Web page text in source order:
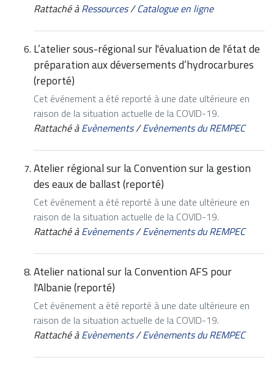
Rattaché à Ressources/Catalogue en ligne
L’atelier sous-régional sur l'évaluation de l'état de
préparation aux déversements d’hydrocarbures
(reporté)
Cet événement a été reporté à une date ultérieure en
raison de la situation actuelle de la COVID-19.
Rattaché à Evènements/Evènements du REMPEC
Atelier régional sur la Convention sur la gestion
des eaux de ballast (reporté)
Cet événement a été reporté à une date ultérieure en
raison de la situation actuelle de la COVID-19.
Rattaché à Evènements/Evènements du REMPEC
Atelier national sur la Convention AFS pour
l'Albanie (reporté)
Cet événement a été reporté à une date ultérieure en
raison de la situation actuelle de la COVID-19.
Rattaché à Evènements/Evènements du REMPEC